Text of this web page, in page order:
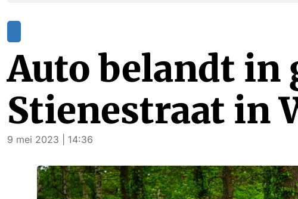
Auto belandt in
Stienestraat in
9 mei 2023 | 14:36